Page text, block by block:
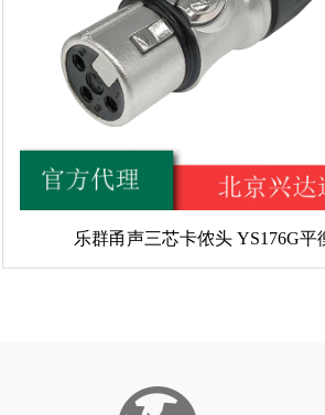
乐群甬声三芯卡侬头 YS176G平